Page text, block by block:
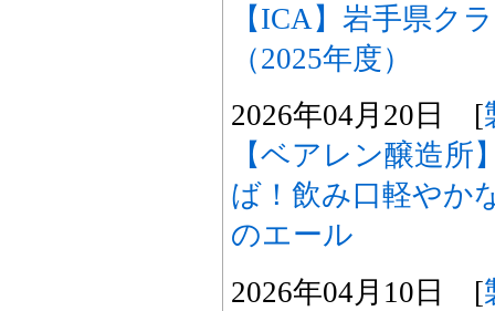
【ICA】岩手県ク
（2025年度）
2026年04月20日 [
【ベアレン醸造
ば！飲み口軽やか
のエール
2026年04月10日 [